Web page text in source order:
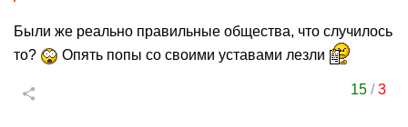
Были же реально правильные общества, что случилось
то?
Опять попы со своими уставами лезли
15 /3